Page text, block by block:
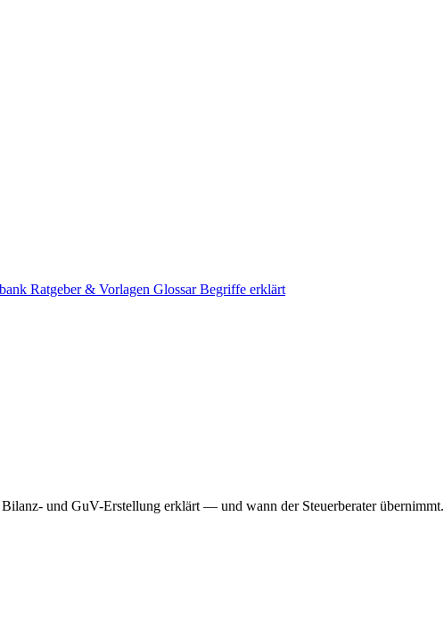
Ratgeber & Vorlagen Glossar Begriffe erklärt
und GuV-Erstellung erklärt — und wann der Steuerberater übernimmt.